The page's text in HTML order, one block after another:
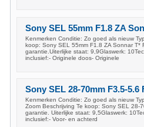
Sony SEL 55mm F1.8 ZA
Kenmerken Conditie: Zo goed als nieuw
koop: Sony SEL 55mm F1.8 ZA Sonnar T*
garantie.Uiterlijke staat: 9,9Glaswerk:
inclusief:- Originele doos- Originele
Sony SEL 28-70mm F3.5-5.6
Kenmerken Conditie: Zo goed als nieuw
Zoom Beschrijving Te koop: Sony SEL 28-
garantie. Uiterlijke staat: 9,5Glaswerk:
inclusief:- Voor- en achterd